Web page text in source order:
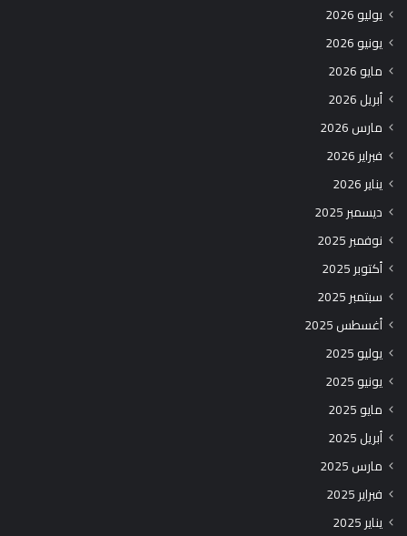
يوليو 2026
يونيو 2026
مايو 2026
أبريل 2026
مارس 2026
فبراير 2026
يناير 2026
ديسمبر 2025
نوفمبر 2025
أكتوبر 2025
سبتمبر 2025
أغسطس 2025
يوليو 2025
يونيو 2025
مايو 2025
أبريل 2025
مارس 2025
فبراير 2025
يناير 2025